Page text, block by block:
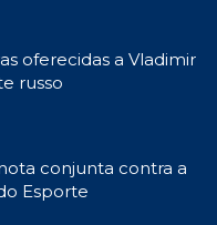
oferecidas a Vladimir
russo
conjunta contra a
Esporte